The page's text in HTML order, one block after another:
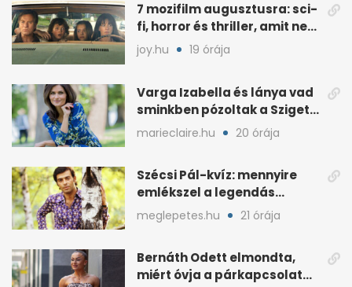
7 mozifilm augusztusra: sci-
fi, horror és thriller, amit nem
érdemes kihagyni
joy.hu 19 órája
Varga Izabella és lánya vad
sminkben pózoltak a Sziget
előtt
marieclaire.hu 20 órája
Szécsi Pál-kvíz: mennyire
emlékszel a legendás
énekes történetére?
meglepetes.hu 21 órája
Bernáth Odett elmondta,
miért óvja a párkapcsolatát